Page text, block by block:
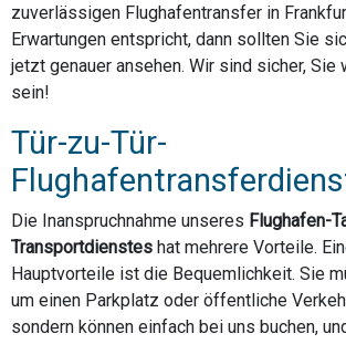
zuverlässigen Flughafentransfer in
Erwartungen entspricht, dann sollten Sie
jetzt genauer ansehen. Wir sind sicher,
sein!
Tür-zu-Tür-
Die Inanspruchnahme unseres Flughafen-
Transportdienstes hat mehrere Vorteile.
Hauptvorteile ist die Bequemlichkeit. Sie
um einen Parkplatz oder öffentliche
sondern können einfach bei uns buchen,